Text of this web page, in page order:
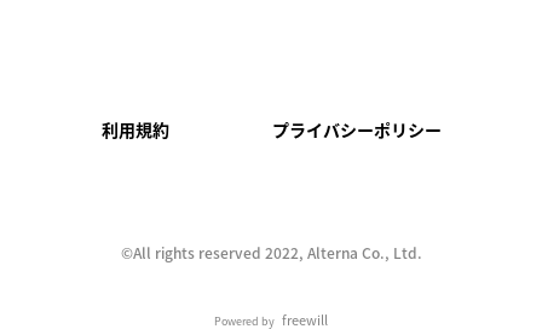
利用規約 プライバシーポリシー
©︎All rights reserved 2022, Alterna Co., Ltd.
Powered by freewill